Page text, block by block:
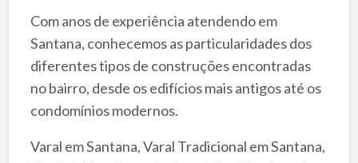
Com anos de experiência atendendo em
Santana, conhecemos as particularidades dos
diferentes tipos de construções encontradas
no bairro, desde os edifícios mais antigos até os
condomínios modernos.
Varal em Santana, Varal Tradicional em Santana,